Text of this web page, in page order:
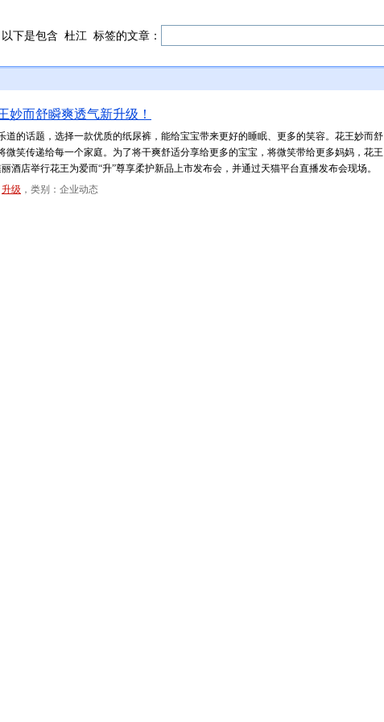
以下是包含 杜江 标签的文章：
妙而舒瞬爽透气新升级！
道的话题，选择一款优质的纸尿裤，能给宝宝带来更好的睡眠、更多的笑容。花王妙而舒
微笑传递给每一个家庭。为了将干爽舒适分享给更多的宝宝，将微笑带给更多妈妈，花王
酒店举行花王为爱而“升”尊享柔护新品上市发布会，并通过天猫平台直播发布会现场。
升级 ，类别：企业动态